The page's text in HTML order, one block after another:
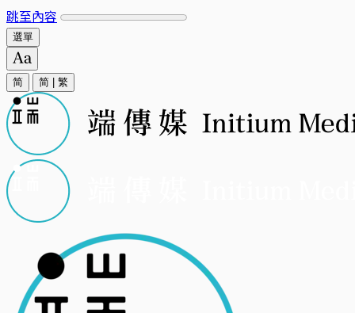
跳至內容
選單
简 简 繁